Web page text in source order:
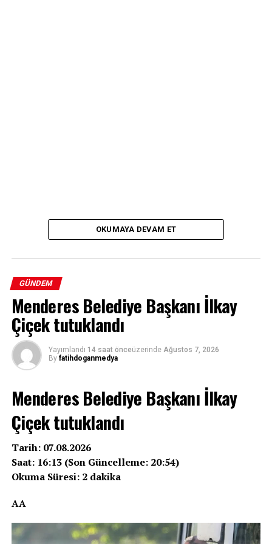
OKUMAYA DEVAM ET
GÜNDEM
Menderes Belediye Başkanı İlkay
Çiçek tutuklandı
Yayımlandı 14 saat önceüzerinde Ağustos 7, 2026
By fatihdoganmedya
Menderes Belediye Başkanı İlkay
Çiçek tutuklandı
Tarih: 07.08.2026
Saat: 16:13 (Son Güncelleme: 20:54)
Okuma Süresi: 2 dakika
AA